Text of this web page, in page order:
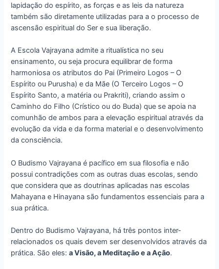
lapidação do espírito, as forças e as leis da natureza
também são diretamente utilizadas para a o processo de
ascensão espiritual do Ser e sua liberação.
A Escola Vajrayana admite a ritualística no seu
ensinamento, ou seja procura equilibrar de forma
harmoniosa os atributos do Pai (Primeiro Logos – O
Espírito ou Purusha) e da Mãe (O Terceiro Logos – O
Espírito Santo, a matéria ou Prakriti), criando assim o
Caminho do Filho (Crístico ou do Buda) que se apoia na
comunhão de ambos para a elevação espiritual através da
evolução da vida e da forma material e o desenvolvimento
da consciência.
O Budismo Vajrayana é pacífico em sua filosofia e não
possui contradições com as outras duas escolas, sendo
que considera que as doutrinas aplicadas nas escolas
Mahayana e Hinayana são fundamentos essenciais para a
sua prática.
Dentro do Budismo Vajrayana, há três pontos inter-
relacionados os quais devem ser desenvolvidos através da
prática. São eles:a Visão, a Meditação e a Ação.